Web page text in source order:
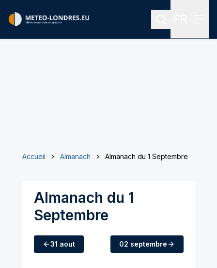
Rechercher
Accueil Almanach Almanach du 1 Septembre
Almanach du 1
Septembre
31 aout 02 septembre